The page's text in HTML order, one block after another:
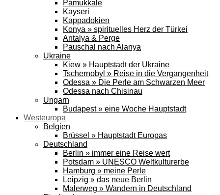
Pamukkale
Kayseri
Kappadokien
Konya » spirituelles Herz der Türkei
Antalya & Perge
Pauschal nach Alanya
Ukraine
Kiew » Hauptstadt der Ukraine
Tschernobyl » Reise in die Vergangenheit
Odessa » Die Perle am Schwarzen Meer
Odessa nach Chisinau
Ungarn
Budapest » eine Woche Hauptstadt
Westeuropa
Belgien
Brüssel » Hauptstadt Europas
Deutschland
Berlin » immer eine Reise wert
Potsdam » UNESCO Weltkulturerbe
Hamburg » meine Perle
Leipzig » das neue Berlin
Malerweg » Wandern in Deutschland